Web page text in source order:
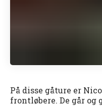
På disse gåture er
frontløbere. De går